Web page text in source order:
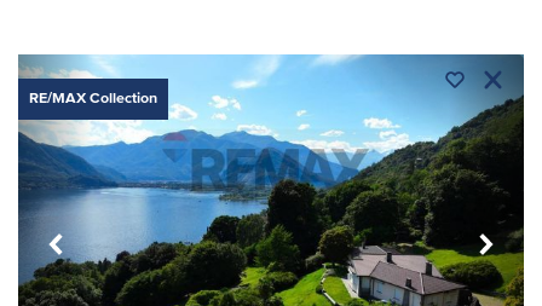
RE/MAX Collection